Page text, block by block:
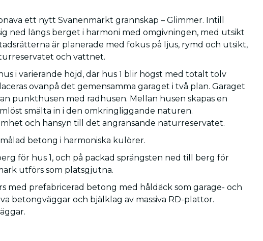
ett nytt Svanenmärkt grannskap – Glimmer. Intill
ned längs berget i harmoni med omgivningen, med utsikt
är planerade med fokus på ljus, rymd och utsikt,
och vattnet.
i varierande höjd, där hus 1 blir högst med totalt tolv
ovanpå det gemensamma garaget i två plan. Garaget
punkthusen med radhusen. Mellan husen skapas en
smälta in i den omkringliggande naturen.
och hänsyn till det angränsande naturreservatet.
betong i harmoniska kulörer.
för hus 1, och på packad sprängsten ned till berg för
utförs som platsgjutna.
med prefabricerad betong med håldäck som garage- och
betongväggar och bjälklag av massiva RD-plattor.